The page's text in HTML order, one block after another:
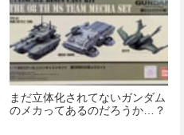
まだ立体化されてないガンダム
のメカってあるのだろうか…？